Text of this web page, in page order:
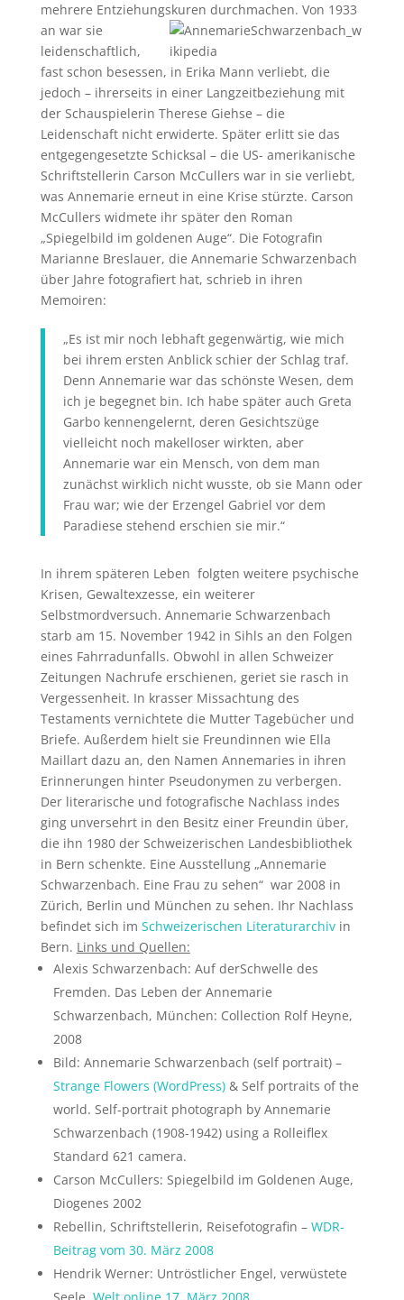
mehrere Entziehungskuren durchmachen. Von 1933
an war sie
leidenschaftlich,
fast schon besessen, in Erika Mann verliebt, die
jedoch – ihrerseits in einer Langzeitbeziehung mit
der Schauspielerin Therese Giehse – die
Leidenschaft nicht erwiderte. Später erlitt sie das
entgegengesetzte Schicksal – die US- amerikanische
Schriftstellerin Carson McCullers war in sie verliebt,
was Annemarie erneut in eine Krise stürzte. Carson
McCullers widmete ihr später den Roman
„Spiegelbild im goldenen Auge“. Die Fotografin
Marianne Breslauer, die Annemarie Schwarzenbach
über Jahre fotografiert hat, schrieb in ihren
Memoiren:
„Es ist mir noch lebhaft gegenwärtig, wie mich
bei ihrem ersten Anblick schier der Schlag traf.
Denn Annemarie war das schönste Wesen, dem
ich je begegnet bin. Ich habe später auch Greta
Garbo kennengelernt, deren Gesichtszüge
vielleicht noch makelloser wirkten, aber
Annemarie war ein Mensch, von dem man
zunächst wirklich nicht wusste, ob sie Mann oder
Frau war; wie der Erzengel Gabriel vor dem
Paradiese stehend erschien sie mir.“
In ihrem späteren Leben folgten weitere psychische
Krisen, Gewaltexzesse, ein weiterer
Selbstmordversuch. Annemarie Schwarzenbach
starb am 15. November 1942 in Sihls an den Folgen
eines Fahrradunfalls. Obwohl in allen Schweizer
Zeitungen Nachrufe erschienen, geriet sie rasch in
Vergessenheit. In krasser Missachtung des
Testaments vernichtete die Mutter Tagebücher und
Briefe. Außerdem hielt sie Freundinnen wie Ella
Maillart dazu an, den Namen Annemaries in ihren
Erinnerungen hinter Pseudonymen zu verbergen.
Der literarische und fotografische Nachlass indes
ging unversehrt in den Besitz einer Freundin über,
die ihn 1980 der Schweizerischen Landesbibliothek
in Bern schenkte. Eine Ausstellung „Annemarie
Schwarzenbach. Eine Frau zu sehen“ war 2008 in
Zürich, Berlin und München zu sehen. Ihr Nachlass
befindet sich im Schweizerischen Literaturarchiv in
Bern. Links und Quellen:
Alexis Schwarzenbach: Auf derSchwelle des
Fremden. Das Leben der Annemarie
Schwarzenbach, München: Collection Rolf Heyne,
2008
Bild: Annemarie Schwarzenbach (self portrait)–
Strange Flowers (WordPress)& Self portraits of the
world. Self-portrait photograph by Annemarie
Schwarzenbach (1908-1942) using a Rolleiflex
Standard 621 camera.
Carson McCullers: Spiegelbild im Goldenen Auge,
Diogenes 2002
Rebellin, Schriftstellerin, Reisefotografin – WDR-
Beitrag vom 30. März 2008
Hendrik Werner: Untröstlicher Engel, verwüstete